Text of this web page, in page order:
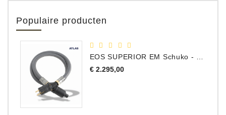
Populaire producten
€ 2.295,00Prijs